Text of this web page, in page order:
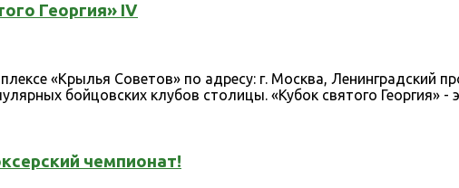
Георгия» IV
«Крылья Советов» по адресу: г. Москва, Ленинградский
бойцовских клубов столицы. «Кубок святого Георгия» -
чемпионат!